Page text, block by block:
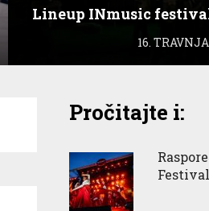
Lineup INmusic
16.
Pročitajte i: